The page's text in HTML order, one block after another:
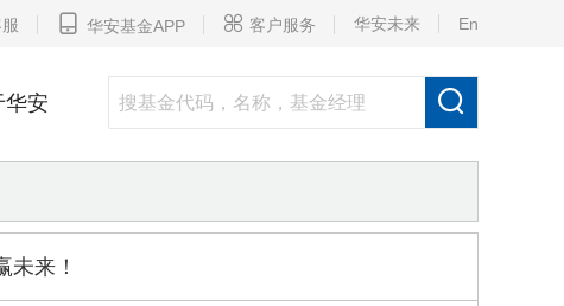
 华安基金APP  客户服务 华安未来 En

华安
来！